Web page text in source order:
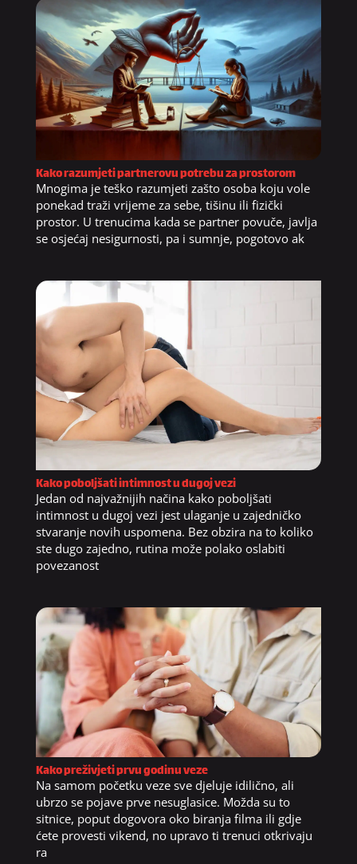
Kako razumjeti partnerovu potrebu za prostorom
Mnogima je teško razumjeti zašto osoba koju vole
ponekad traži vrijeme za sebe, tišinu ili fizički
prostor. U trenucima kada se partner povuče, javlja
se osjećaj nesigurnosti, pa i sumnje, pogotovo ak
Kako poboljšati intimnost u dugoj vezi
Jedan od najvažnijih načina kako poboljšati
intimnost u dugoj vezi jest ulaganje u zajedničko
stvaranje novih uspomena. Bez obzira na to koliko
ste dugo zajedno, rutina može polako oslabiti
povezanost
Kako preživjeti prvu godinu veze
Na samom početku veze sve djeluje idilično, ali
ubrzo se pojave prve nesuglasice. Možda su to
sitnice, poput dogovora oko biranja filma ili gdje
ćete provesti vikend, no upravo ti trenuci otkrivaju
ra